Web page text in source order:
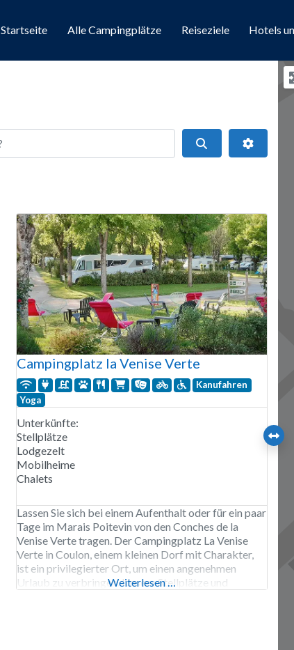
Startseite Alle Campingplätze Reiseziele Hotels
Campingplatz la Venise Verte
Kanufahren
Yoga
Unterkünfte:
Stellplätze
Lodgezelt
Mobilheime
Chalets
Lassen Sie sich bei einem Aufenthalt oder für ein paar
Tage im Marais Poitevin von den Conches de la
Venise Verte tragen. Der Campingplatz La Venise
Verte in Coulon, einem kleinen Dorf mit Charakter,
ist ein privilegierter Ort, um einen angenehmen
Urlaub zu verbringen. Unsere Stellplätze und
Weiterlesen …